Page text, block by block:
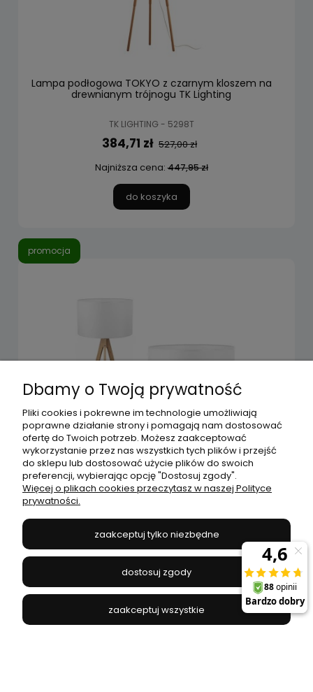
Lampa podłogowa TOKYO z czarnym kloszem na
drewnianym trójnogu TK Lighting
TK LIGHTING - 5298T
384,71 zł 527,00 zł
Najniższa cena:447,95 zł
do koszyka
Lampa podłogowa TREVISO trójnożna drewniana z
TK LIGHTING - 5038T
368,64 zł 512,00 zł
Najniższa cena:368,64 zł
do koszyka
promocja
Dbamy o Twoją prywatność
Pliki cookies i pokrewne im technologie umożliwiają
poprawne działanie strony i pomagają nam dostosować
ofertę do Twoich potrzeb. Możesz zaakceptować
wykorzystanie przez nas wszystkich tych plików i przejść
do sklepu lub dostosować użycie plików do swoich
preferencji, wybierając opcję "Dostosuj zgody".
Więcej o plikach cookies przeczytasz w naszej Polityce
prywatności.
zaakceptuj tylko niezbędne
dostosuj zgody
zaakceptuj wszystkie